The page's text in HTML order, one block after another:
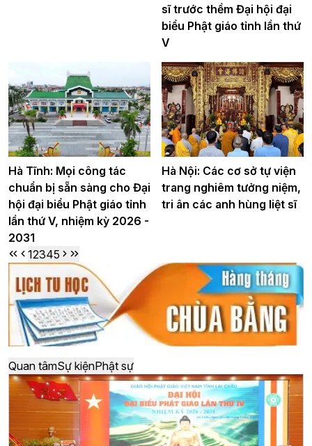
sĩ trước thềm Đại hội đại
biểu Phật giáo tỉnh lần thứ
V
Hà Tĩnh: Mọi công tác
chuẩn bị sẵn sàng cho Đại
hội đại biểu Phật giáo tỉnh
lần thứ V, nhiệm kỳ 2026 -
2031
Hà Nội: Các cơ sở tự viện
trang nghiêm tưởng niệm,
tri ân các anh hùng liệt sĩ
12345
Quan tâmSự kiệnPhật sự